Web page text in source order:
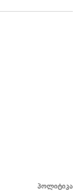
პოლიტიკა